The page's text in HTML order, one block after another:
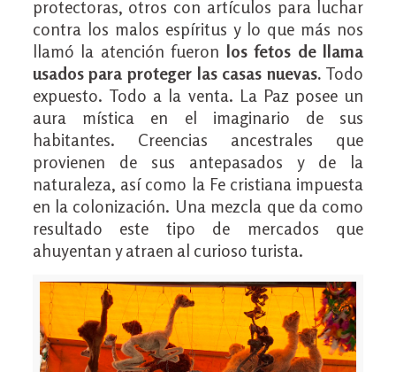
protectoras, otros con artículos para luchar
contra los malos espíritus y lo que más nos
llamó la atención fueron los fetos de llama
usados para proteger las casas nuevas.Todo
expuesto. Todo a la venta. La Paz posee un
aura mística en el imaginario de sus
habitantes. Creencias ancestrales que
provienen de sus antepasados y de la
naturaleza, así como la Fe cristiana impuesta
en la colonización. Una mezcla que da como
resultado este tipo de mercados que
ahuyentan y atraen al curioso turista.